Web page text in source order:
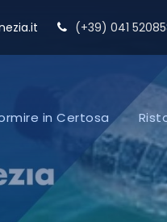
(+39) 041
in Certosa